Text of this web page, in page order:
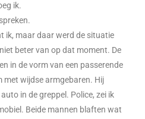
ik.
ik, maar daar werd de situatie
beter van op dat moment. De
in de vorm van een passerende
met wijdse armgebaren. Hij
in de greppel. Police, zei ik
Beide mannen blaften wat